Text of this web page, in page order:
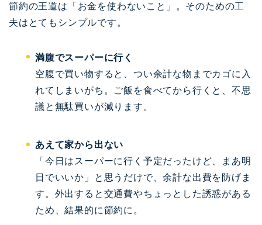
節約の王道は「お金を使わないこと」。そのための工
夫はとてもシンプルです。
満腹でスーパーに行く
空腹で買い物すると、つい余計な物までカゴに入
れてしまいがち。ご飯を食べてから行くと、不思
議と無駄買いが減ります。
あえて家から出ない
「今日はスーパーに行く予定だったけど、まあ明
日でいいか」と思うだけで、余計な出費を防げま
す。外出すると交通費やちょっとした誘惑がある
ため、結果的に節約に。